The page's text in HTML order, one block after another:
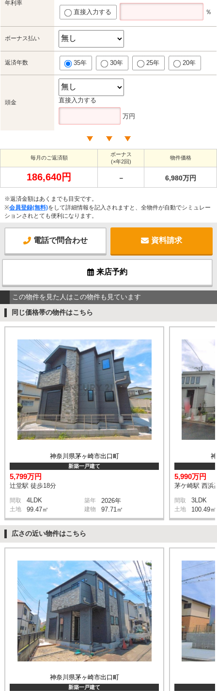
年利率
直接入力する ％
ボーナス払い
返済年数 35年 30年 25年 20年
頭金 直接入力する
万円
毎月のご返済額
ボーナス
(×年2回)
物件価格
186,640円 － 6,980万円
※返済金額はあくまでも目安です。
※会員登録(無料)をして詳細情報を記入されますと、全物件が自動でシミュレー
ションされとても便利になります。
電話で問合わせ 資料請求
来店予約
この物件を見た人はこの物件も見ています
同じ価格帯の物件はこちら
神奈川県茅ヶ崎市出口町
新築一戸建て
5,799万円
辻堂駅 徒歩18分
間取 4LDK 築年 2026年
土地 99.47㎡ 建物 97.71㎡
5,990万円
茅ケ崎駅 西浜
間取 3LDK
土地 100.49㎡
広さの近い物件はこちら
神奈川県茅ヶ崎市出口町
新築一戸建て